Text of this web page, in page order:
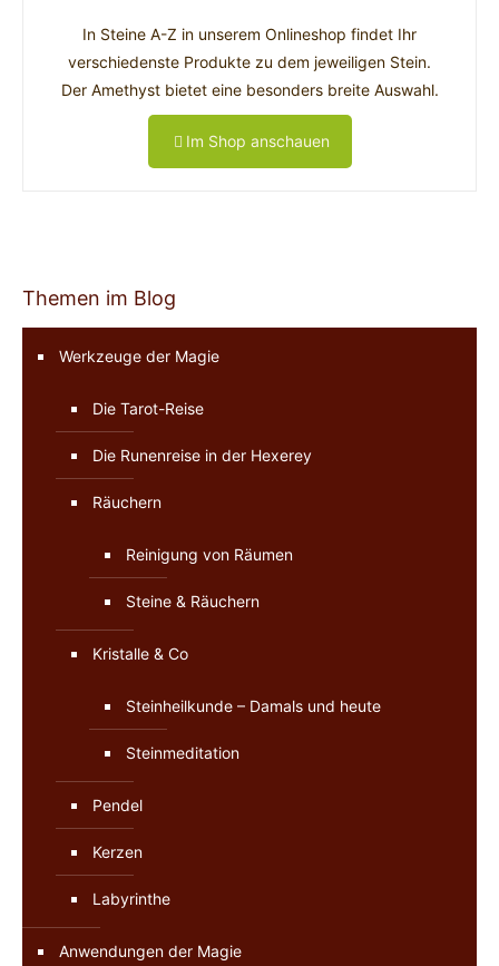
In Steine A-Z in unserem Onlineshop findet Ihr
verschiedenste Produkte zu dem jeweiligen Stein.
Der Amethyst bietet eine besonders breite Auswahl.
Im Shop anschauen
Themen im Blog
Werkzeuge der Magie
Die Tarot-Reise
Die Runenreise in der Hexerey
Räuchern
Reinigung von Räumen
Steine & Räuchern
Kristalle & Co
Steinheilkunde – Damals und heute
Steinmeditation
Pendel
Kerzen
Labyrinthe
Anwendungen der Magie